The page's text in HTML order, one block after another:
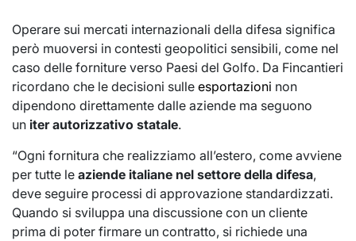
Operare sui mercati internazionali della difesa significa
però muoversi in contesti geopolitici sensibili, come nel
caso delle forniture verso Paesi del Golfo. Da Fincantieri
ricordano che le decisioni sulle esportazioni non
dipendono direttamente dalle aziende ma seguono
un iter autorizzativo statale.
“Ogni fornitura che realizziamo all’estero, come avviene
per tutte le aziende italiane nel settore della difesa,
deve seguire processi di approvazione standardizzati.
Quando si sviluppa una discussione con un cliente
prima di poter firmare un contratto, si richiede una